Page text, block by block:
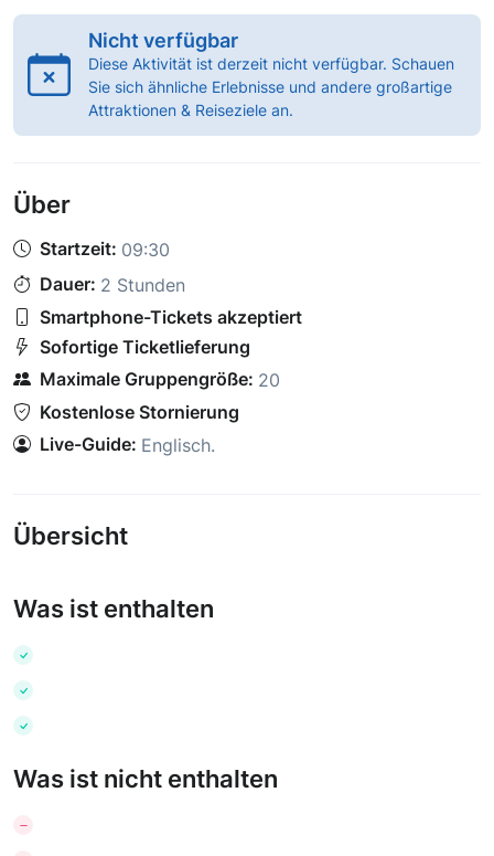
Nicht verfügbar
Diese Aktivität ist derzeit nicht verfügbar. Schauen
Sie sich ähnliche Erlebnisse und andere großartige
Attraktionen & Reiseziele an.
Über
Startzeit: 09:30
Dauer: 2 Stunden
Smartphone-Tickets akzeptiert
Sofortige Ticketlieferung
Maximale Gruppengröße: 20
Kostenlose Stornierung
Live-Guide: Englisch.
Übersicht
Was ist enthalten
Was ist nicht enthalten